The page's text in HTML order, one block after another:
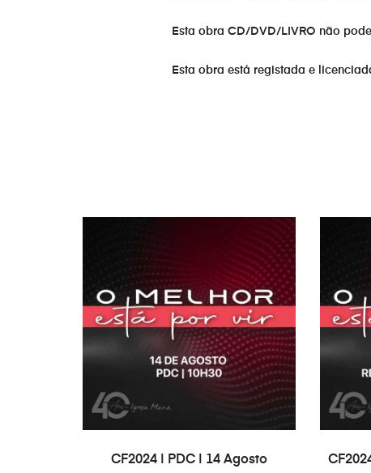
Esta obra CD/DVD/LIVRO não
Esta obra está registada e
ADD TO CART
CF2024 | PDC | 14 Agosto